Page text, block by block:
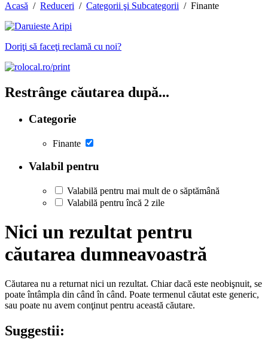
Acasă / Reduceri / Categorii şi Subcategorii / Finante
Doriţi să faceţi reclamă cu noi?
Restrânge căutarea după...
Categorie
Finante
Valabil pentru
Valabilă pentru mai mult de o săptămână
Valabilă pentru încă 2 zile
Nici un rezultat pentru
căutarea dumneavoastră
Căutarea nu a returnat nici un rezultat. Chiar dacă este neobişnuit, se
poate întâmpla din când în când. Poate termenul căutat este generic,
sau poate nu avem conţinut pentru această căutare.
Suggestii: